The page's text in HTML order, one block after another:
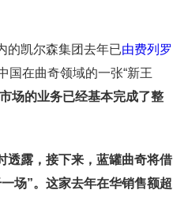
的凯尔森集团去年已由费列罗
国在曲奇领域的一张“新王
场的业务已经基本完成了整
透露，接下来，蓝罐曲奇将借
场”。这家去年在华销售额超